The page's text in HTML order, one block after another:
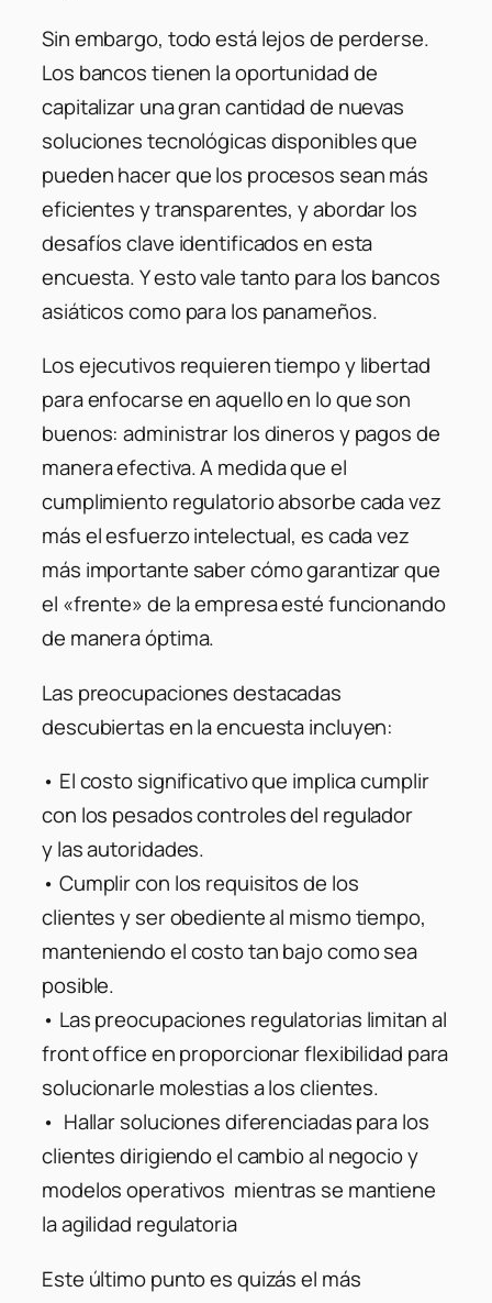
Sin embargo, todo está lejos de perderse.
Los bancos tienen la oportunidad de
capitalizar una gran cantidad de nuevas
soluciones tecnológicas disponibles que
pueden hacer que los procesos sean más
eficientes y transparentes, y abordar los
desafíos clave identificados en esta
encuesta. Y esto vale tanto para los bancos
asiáticos como para los panameños.
Los ejecutivos requieren tiempo y libertad
para enfocarse en aquello en lo que son
buenos: administrar los dineros y pagos de
manera efectiva. A medida que el
cumplimiento regulatorio absorbe cada vez
más el esfuerzo intelectual, es cada vez
más importante saber cómo garantizar que
el «frente» de la empresa esté funcionando
de manera óptima.
Las preocupaciones destacadas
descubiertas en la encuesta incluyen:
• El costo significativo que implica cumplir
con los pesados controles del regulador
y las autoridades.
• Cumplir con los requisitos de los
clientes y ser obediente al mismo tiempo,
manteniendo el costo tan bajo como sea
posible.
• Las preocupaciones regulatorias limitan al
front office en proporcionar flexibilidad para
solucionarle molestias a los clientes.
• Hallar soluciones diferenciadas para los
clientes dirigiendo el cambio al negocio y
modelos operativos mientras se mantiene
la agilidad regulatoria
Este último punto es quizás el más